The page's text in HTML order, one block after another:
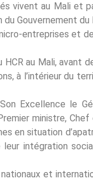
vivent au Mali et
Gouvernement
entreprises et
au Mali, avant
à l’intérieur du
Excellence le
ministre,
en situation
intégration
et